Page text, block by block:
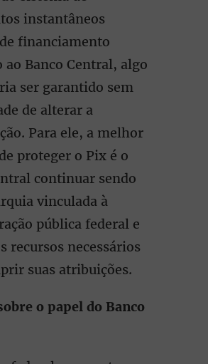
instantâneos
financiamento
ao Banco Central, algo
ser garantido sem
de alterar a
Para ele, a melhor
proteger o Pix é o
continuar sendo
vinculada à
pública federal e
recursos necessários
suas atribuições.
o papel do Banco